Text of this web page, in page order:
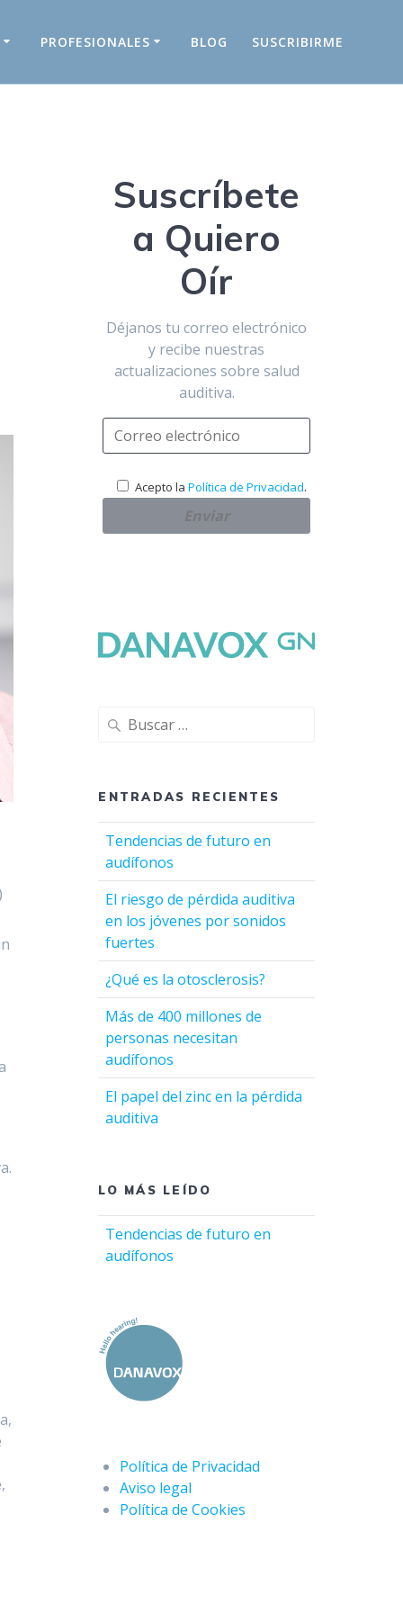
PROFESIONALES BLOG SUSCRIBIRME
Suscríbete
a Quiero
Oír
Déjanos tu correo electrónico
y recibe nuestras
actualizaciones sobre salud
auditiva.
Acepto laPolítica de Privacidad.
Buscar:
ENTRADAS RECIENTES
Tendencias de futuro en
audífonos
El riesgo de pérdida auditiva
en los jóvenes por sonidos
fuertes
¿Qué es la otosclerosis?
Más de 400 millones de
personas necesitan
audífonos
El papel del zinc en la pérdida
auditiva
LO MÁS LEÍDO
Tendencias de futuro en
audífonos
Política de Privacidad
Aviso legal
Política de Cookies